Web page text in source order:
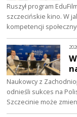
Ruszył program
szczecińskie kino. W
kompetencji
Naukowcy z
odnieśli sukces na
Szczecinie może